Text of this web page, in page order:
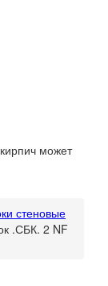
может
стеновые
.СБК. 2 NF